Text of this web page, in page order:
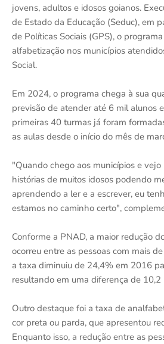
jovens, adultos e idosos goianos.
de Estado da Educação (Seduc), em
de Políticas Sociais (GPS), o
alfabetização nos municípios
Social.
Em 2024, o programa chega à sua
previsão de atender até 6 mil alunos
primeiras 40 turmas já foram
as aulas desde o início do mês de
"Quando chego aos municípios e
histórias de muitos idosos podendo
aprendendo a ler e a escrever, eu
estamos no caminho certo",
Conforme a PNAD, a maior redução
ocorreu entre as pessoas com mais
a taxa diminuiu de 24,4% em 2016
resultando em uma diferença de
Outro destaque foi a taxa de
cor preta ou parda, que apresentou
Enquanto isso, a redução entre as